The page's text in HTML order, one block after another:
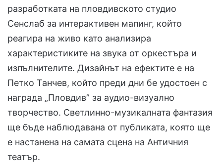
разработката на пловдивското студио
Сенслаб за интерактивен мапинг, който
реагира на живо като анализира
характеристиките на звука от оркестъра и
изпълнителите. Дизайнът на ефектите е на
Петко Танчев, който преди дни бе удостоен с
награда „Пловдив” за аудио-визуално
творчество. Светлинно-музикалната фантазия
ще бъде наблюдавана от публиката, която ще
е настанена на самата сцена на Античния
театър.